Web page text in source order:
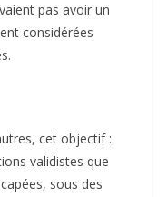
pas avoir un
considérées
cet objectif :
validistes que
sous des